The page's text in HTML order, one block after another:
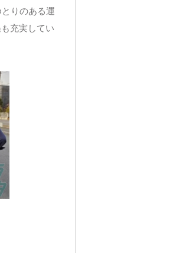
りのある運
充実してい